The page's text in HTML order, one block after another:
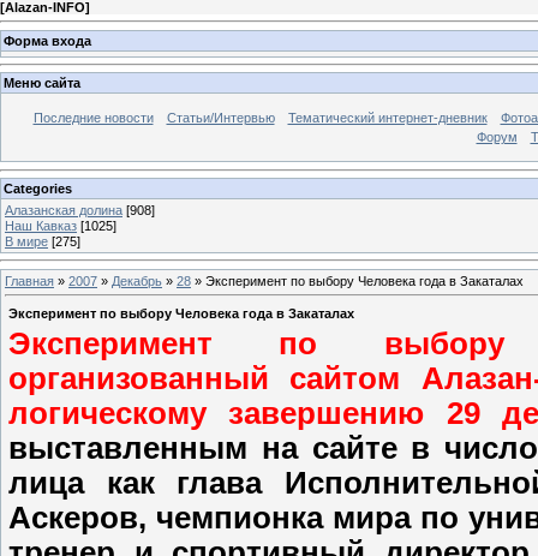
[Alazan-INFO]
Форма входа
Меню сайта
Последние новости Статьи/Интервью Тематический интернет-дневник
Форум
Categories
Алазанская долина [908]
Наш Кавказ [1025]
В мире [275]
Главная » 2007 » Декабрь » 28 » Эксперимент по выбору Человека года в Закаталах
Эксперимент по выбору Человека года в Закаталах
Эксперимент по
организованный сайтом
логическому завершению 29
выставленным на сайте в
лица как глава
Аскеров, чемпионка мира по